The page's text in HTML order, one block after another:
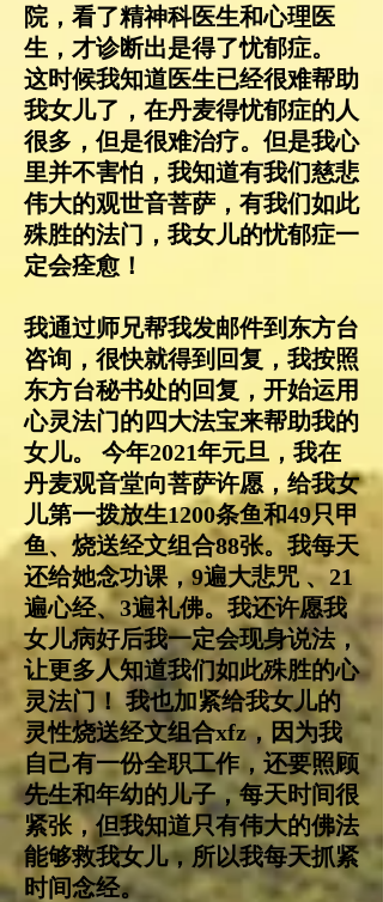
院，看了精神科医生和心理医
生，才诊断出是得了忧郁症。
这时候我知道医生已经很难帮助
我女儿了，在丹麦得忧郁症的人
很多，但是很难治疗。但是我心
里并不害怕，我知道有我们慈悲
伟大的观世音菩萨，有我们如此
殊胜的法门，我女儿的忧郁症一
定会痊愈！
我通过师兄帮我发邮件到东方台
咨询，很快就得到回复，我按照
东方台秘书处的回复，开始运用
心灵法门的四大法宝来帮助我的
女儿。 今年2021年元旦，我在
丹麦观音堂向菩萨许愿，给我女
儿第一拨放生1200条鱼和49只甲
鱼、烧送经文组合88张。我每天
还给她念功课，9遍大悲咒 、21
遍心经、3遍礼佛。我还许愿我
女儿病好后我一定会现身说法，
让更多人知道我们如此殊胜的心
灵法门！ 我也加紧给我女儿的
灵性烧送经文组合xfz，因为我
自己有一份全职工作，还要照顾
先生和年幼的儿子，每天时间很
紧张，但我知道只有伟大的佛法
能够救我女儿，所以我每天抓紧
时间念经。